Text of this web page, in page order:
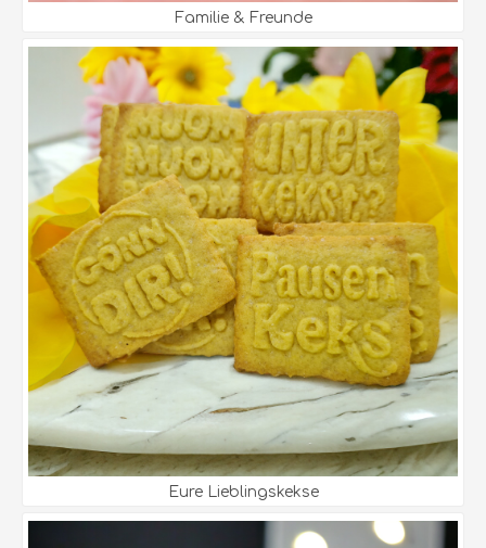
Familie & Freunde
Eure Lieblingskekse